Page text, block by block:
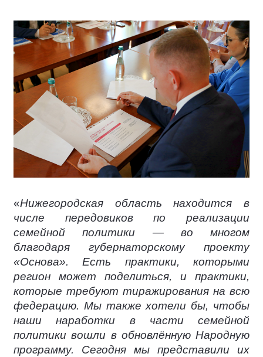
«Нижегородская область находится в
числе передовиков по реализации
семейной политики — во многом
благодаря губернаторскому проекту
«Основа». Есть практики, которыми
регион может поделиться, и практики,
которые требуют тиражирования на всю
федерацию. Мы также хотели бы, чтобы
наши наработки в части семейной
политики вошли в обновлённую Народную
программу. Сегодня мы представили их